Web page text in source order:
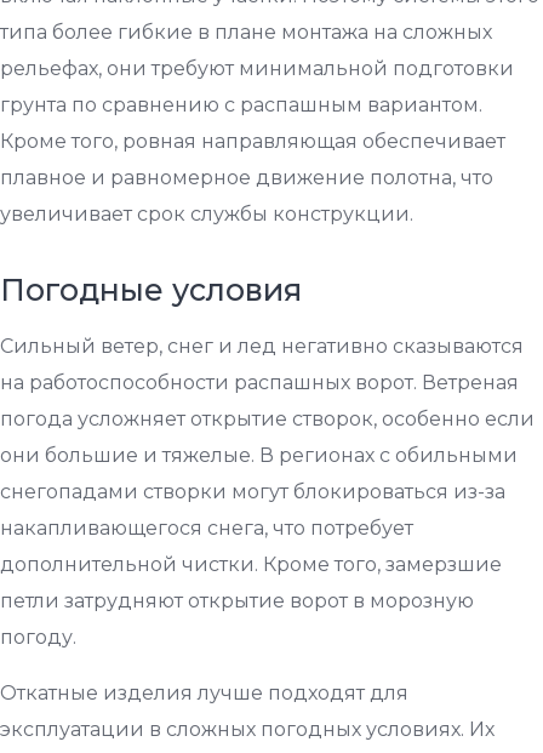
типа более гибкие в плане монтажа на сложных
рельефах, они требуют минимальной подготовки
грунта по сравнению с распашным вариантом.
Кроме того, ровная направляющая обеспечивает
плавное и равномерное движение полотна, что
увеличивает срок службы конструкции.
Погодные условия
Сильный ветер, снег и лед негативно сказываются
на работоспособности распашных ворот. Ветреная
погода усложняет открытие створок, особенно если
они большие и тяжелые. В регионах с обильными
снегопадами створки могут блокироваться из-за
накапливающегося снега, что потребует
дополнительной чистки. Кроме того, замерзшие
петли затрудняют открытие ворот в морозную
погоду.
Откатные изделия лучше подходят для
эксплуатации в сложных погодных условиях. Их